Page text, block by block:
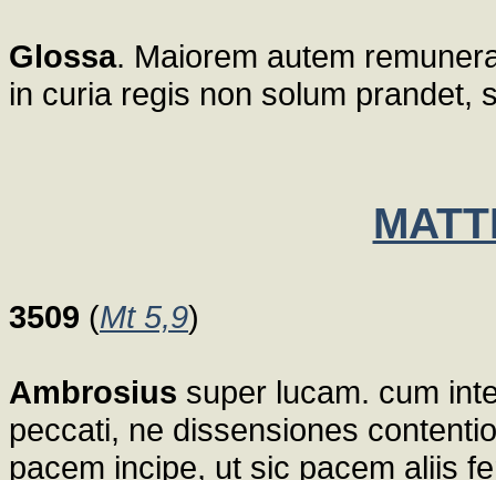
Glossa. Maiorem autem
in curia regis non solum prandet,
3509 (Mt 5,9)
Ambrosius super lucam. cum
peccati, ne dissensiones
pacem incipe, ut sic pacem aliis